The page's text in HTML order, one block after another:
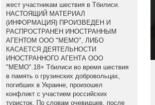
жест участникам шествия в Тбилиси.
НАСТОЯЩИЙ МАТЕРИАЛ
(ИНФОРМАЦИЯ) ПРОИЗВЕДЕН И
РАСПРОСТРАНЕН ИНОСТРАННЫМ
АГЕНТОМ ООО "МЕМО", ЛИБО
КАСАЕТСЯ ДЕЯТЕЛЬНОСТИ
ИНОСТРАННОГО АГЕНТА ООО
"МЕМО".18+ Тбилиси во время шествия
в память о грузинских добровольцах,
погибших в Украине, произошел
конфликт с участием российских
туристок. По словам очевидцев, после